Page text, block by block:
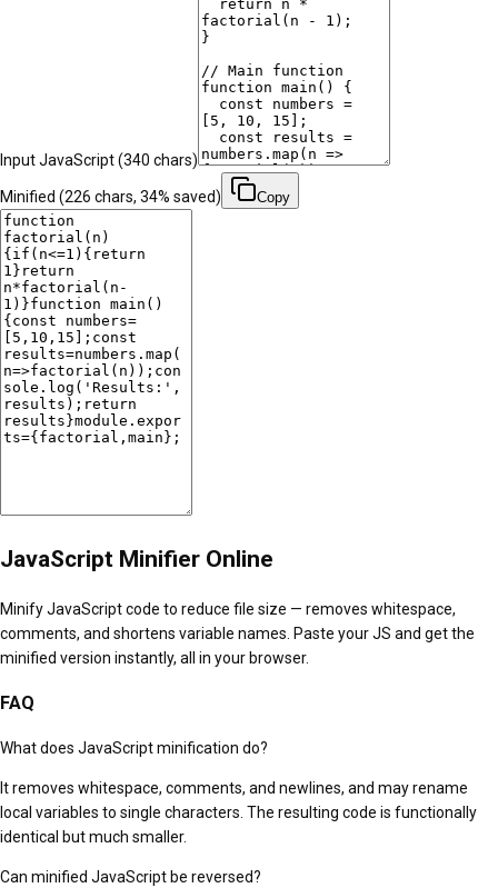
Input JavaScript (340 chars)
Minified (226 chars, 34% saved) Copy
JavaScript Minifier Online
Minify JavaScript code to reduce file size — removes whitespace,
comments, and shortens variable names. Paste your JS and get the
minified version instantly, all in your browser.
FAQ
What does JavaScript minification do?
It removes whitespace, comments, and newlines, and may rename
local variables to single characters. The resulting code is functionally
identical but much smaller.
Can minified JavaScript be reversed?